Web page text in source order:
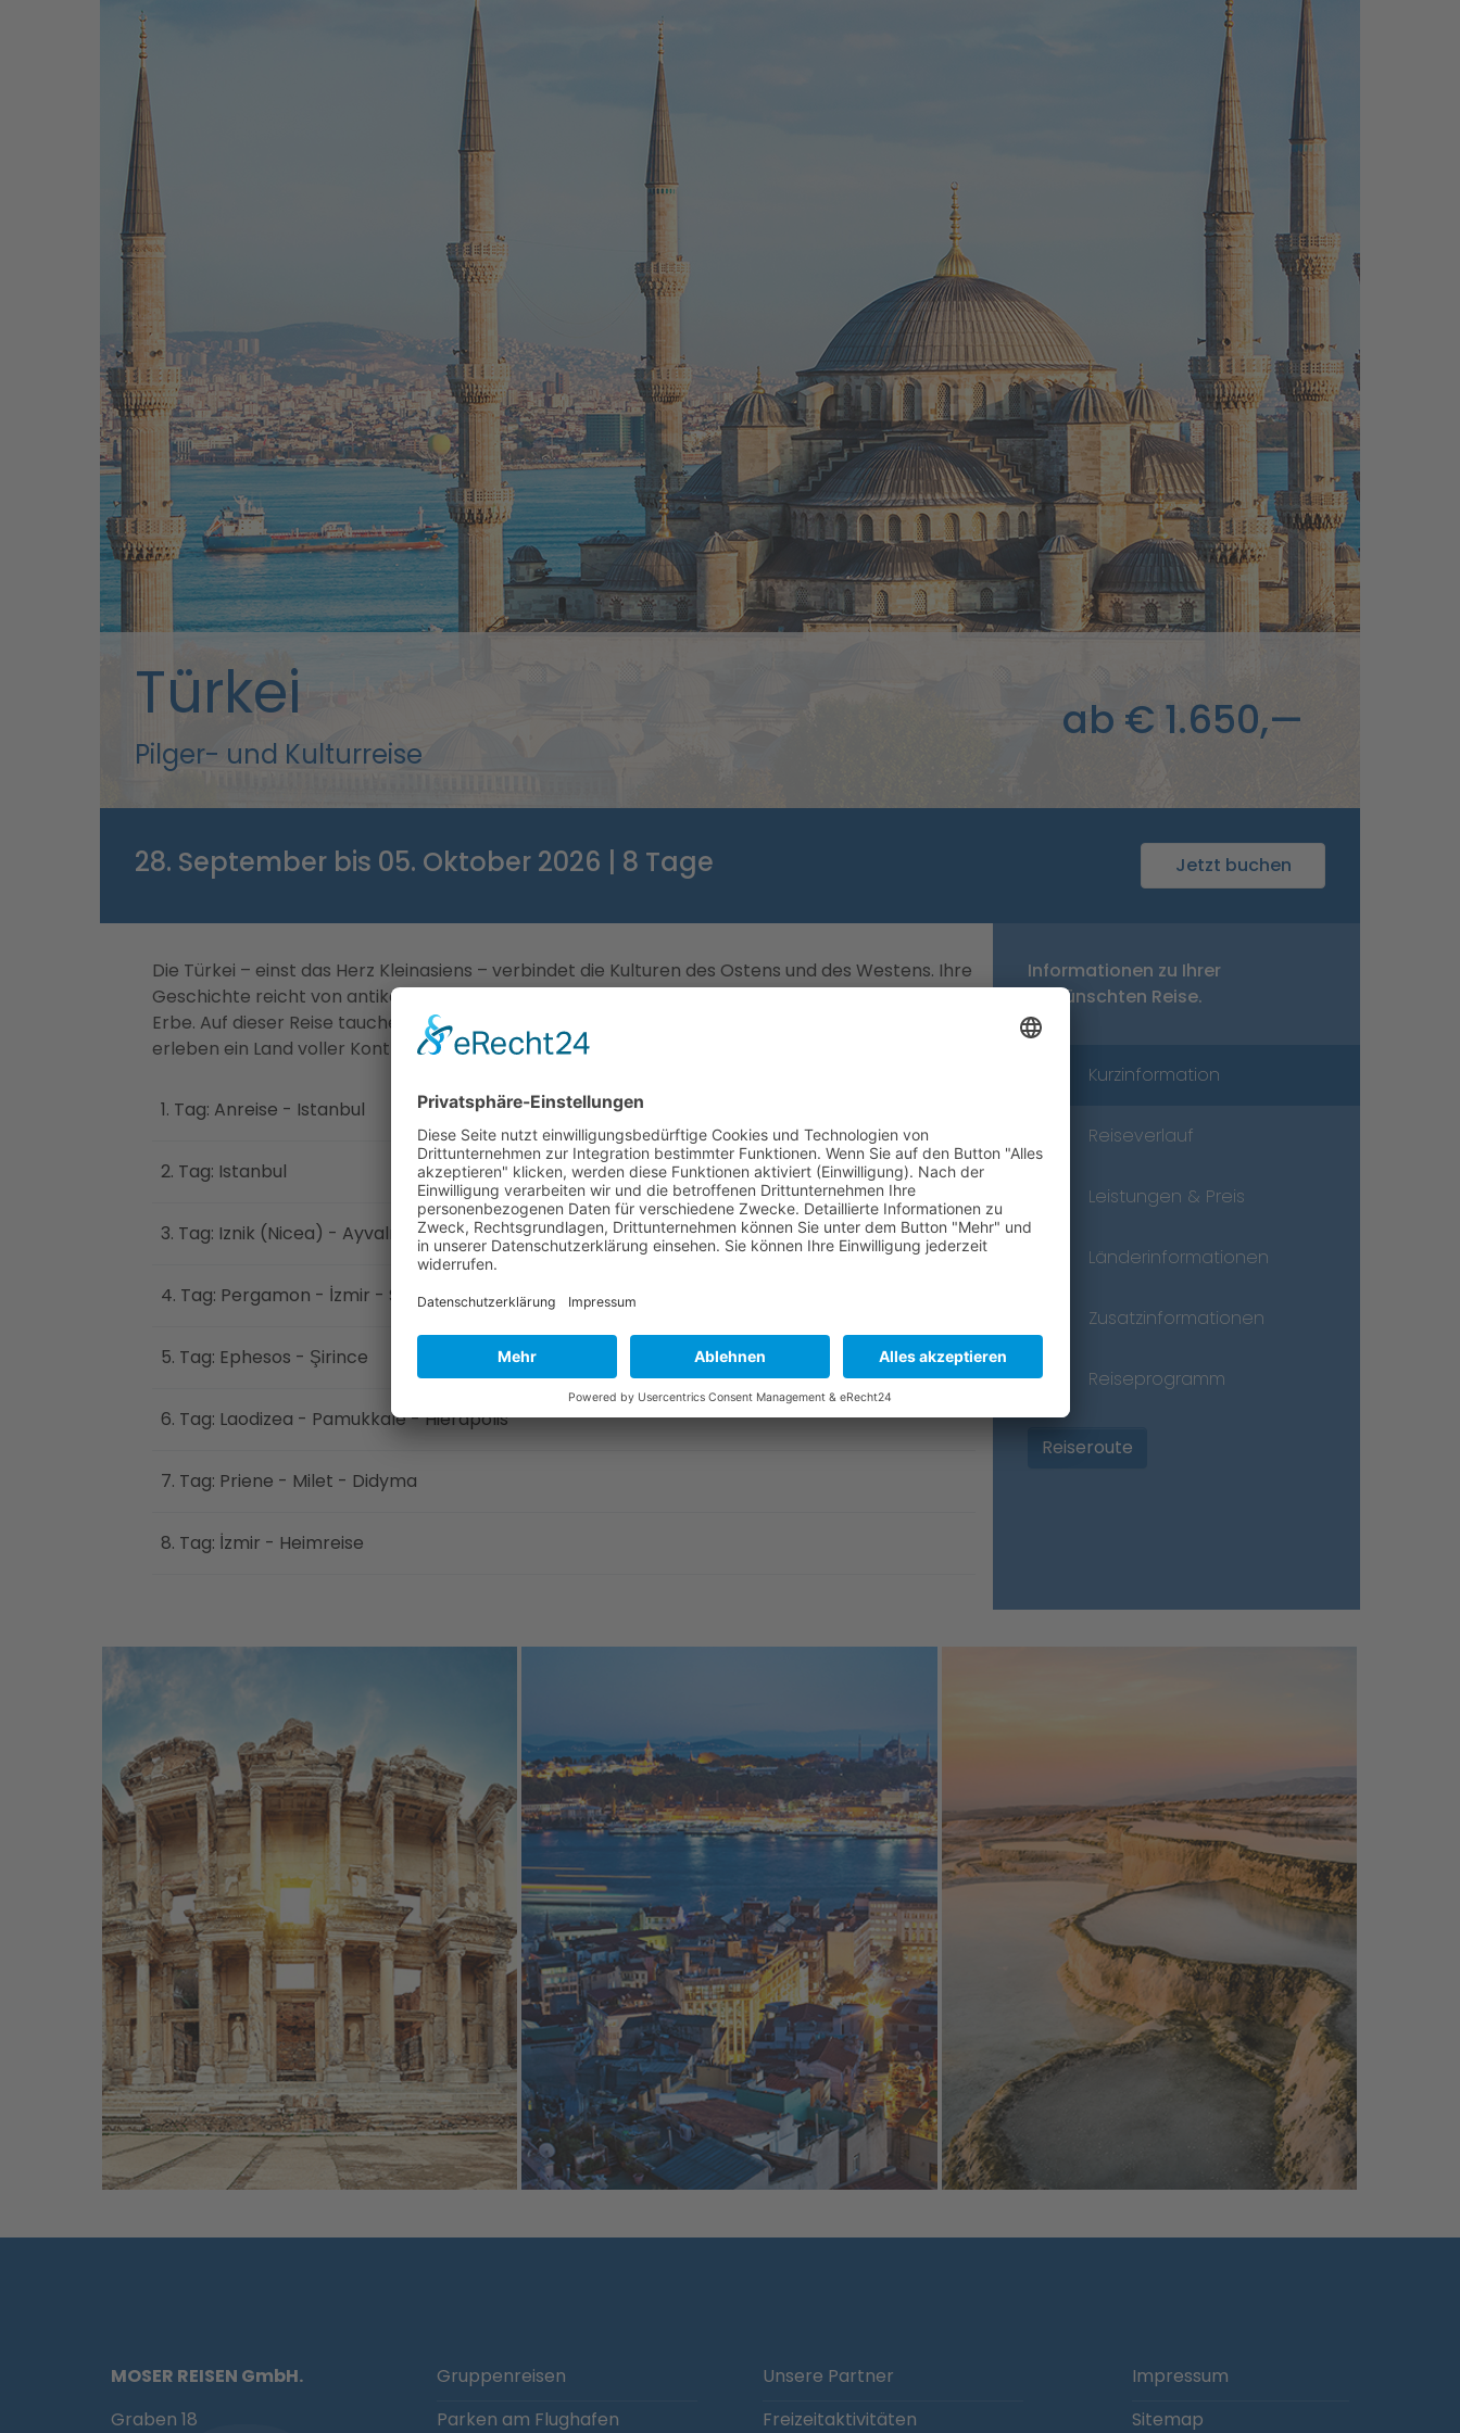
Türkei
Pilger- und Kulturreise
ab € 1.650,—
28. September bis 05. Oktober 2026 | 8 Tage Jetzt buchen
Informationen zu Ihrer
gewünschten Reise.
Kurzinformation
Reiseverlauf
Leistungen & Preis
Länderinformationen
Zusatzinformationen
Reiseprogramm
Reiseroute
Die Türkei – einst das Herz Kleinasiens – verbindet die Kulturen des Ostens und des Westens. Ihre
Geschichte reicht von antiken Hochkulturen über das byzantinische Reich bis zum osmanischen
Erbe. Auf dieser Reise tauchen Sie ein in die beeindruckende Vielfalt historischer Orte und
erleben ein Land voller Kontraste und kultureller Tiefe.
1. Tag: Anreise - Istanbul
2. Tag: Istanbul
3. Tag: Iznik (Nicea) - Ayvalık
4. Tag: Pergamon - İzmir - Selçuk - Kuşadası
5. Tag: Ephesos - Şirince
6. Tag: Laodizea - Pamukkale - Hierapolis
7. Tag: Priene - Milet - Didyma
8. Tag: İzmir - Heimreise
MOSER REISEN GmbH.
Graben 18
Gruppenreisen
Parken am Flughafen
Unsere Partner
Freizeitaktivitäten
Impressum
Sitemap